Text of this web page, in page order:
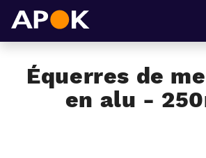
Équerres de
en alu -